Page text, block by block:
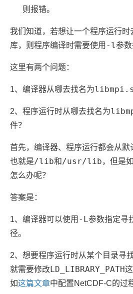
则报错。
我们知道，若想让一个程序运行时
库，则程序编译时需要使用 -l参数
这里有两个问题：
1、编译器从哪去找名为
2、程序运行时从哪去找名为
件？
首先，编译器、程序运行都会从默
也就是/lib和/usr/lib，但是
怎么办呢？
答案是：
1、编译器可以使用 -L参数指定寻
径。
2、想要程序运行时从某个目录寻
就需要修改LD_LIBRARY_PATH
如这篇文章中配置NetCDF-C的过